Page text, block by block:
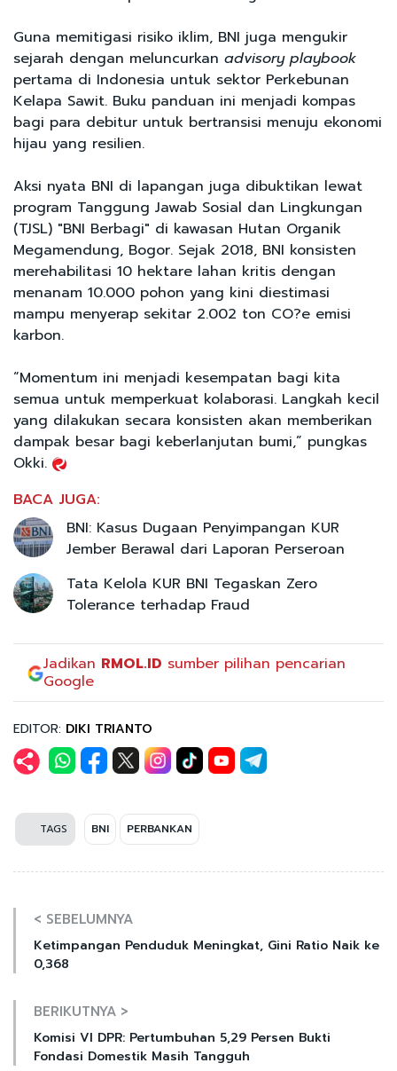
Guna memitigasi risiko iklim, BNI juga mengukir
sejarah dengan meluncurkan advisory playbook
pertama di Indonesia untuk sektor Perkebunan
Kelapa Sawit. Buku panduan ini menjadi kompas
bagi para debitur untuk bertransisi menuju ekonomi
hijau yang resilien.
Aksi nyata BNI di lapangan juga dibuktikan lewat
program Tanggung Jawab Sosial dan Lingkungan
(TJSL) "BNI Berbagi" di kawasan Hutan Organik
Megamendung, Bogor. Sejak 2018, BNI konsisten
merehabilitasi 10 hektare lahan kritis dengan
menanam 10.000 pohon yang kini diestimasi
mampu menyerap sekitar 2.002 ton CO?e emisi
karbon.
“Momentum ini menjadi kesempatan bagi kita
semua untuk memperkuat kolaborasi. Langkah kecil
yang dilakukan secara konsisten akan memberikan
dampak besar bagi keberlanjutan bumi,” pungkas
Okki.
BACA JUGA:
BNI: Kasus Dugaan Penyimpangan KUR
Jember Berawal dari Laporan Perseroan
Tata Kelola KUR BNI Tegaskan Zero
Tolerance terhadap Fraud
Jadikan RMOL.ID sumber pilihan pencarian
Google
EDITOR: DIKI TRIANTO
TAGS BNI PERBANKAN
< SEBELUMNYA
Ketimpangan Penduduk Meningkat, Gini Ratio Naik ke
0,368
BERIKUTNYA >
Komisi VI DPR: Pertumbuhan 5,29 Persen Bukti
Fondasi Domestik Masih Tangguh